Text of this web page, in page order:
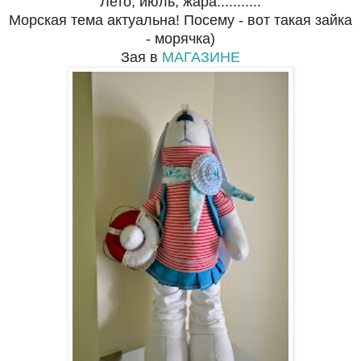
Морская тема актуальна! Посему - вот такая зайка
- морячка)
Зая в МАГАЗИНЕ